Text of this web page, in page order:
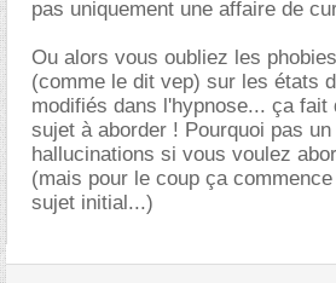
pas uniquement une affaire de
Ou alors vous oubliez les
(comme le dit vep) sur les états
modifiés dans l'hypnose... ça fait
sujet à aborder ! Pourquoi pas
hallucinations si vous voulez
(mais pour le coup ça
sujet initial...)